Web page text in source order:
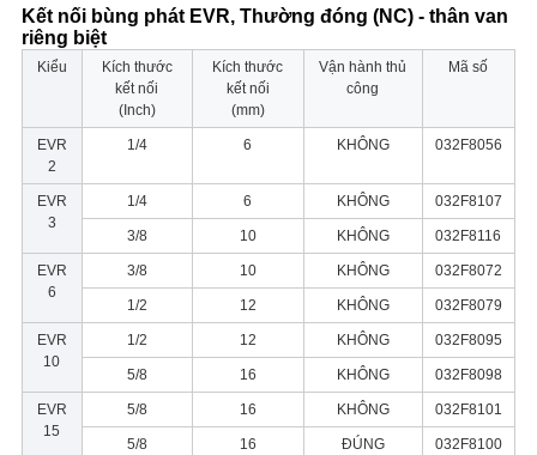
Kết nối bùng phát EVR, Thường đóng (NC) - thân van
riêng biệt
Kiểu
Kích thước
kết nối
(Inch)
Kích thước
kết nối
(mm)
Vận hành thủ
công
Mã số
EVR
2
1/4 6 KHÔNG 032F8056
EVR
3
1/4 6 KHÔNG 032F8107
3/8 10 KHÔNG 032F8116
EVR
6
3/8 10 KHÔNG 032F8072
1/2 12 KHÔNG 032F8079
EVR
10
1/2 12 KHÔNG 032F8095
5/8 16 KHÔNG 032F8098
EVR
15
5/8 16 KHÔNG 032F8101
5/8 16 ĐÚNG 032F8100